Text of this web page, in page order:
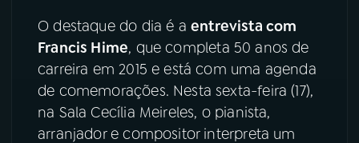
ACOMPANHE A RÁDIO MEC
Instagram X
O destaque do dia é a entrevista com
Francis Hime, que completa 50 anos de
carreira em 2015 e está com uma agenda
de comemorações. Nesta sexta-feira (17),
na Sala Cecília Meireles, o pianista,
arranjador e compositor interpreta um